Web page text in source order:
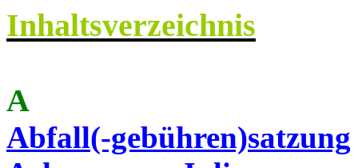
Inhaltsverzeichnis
A
Abfall(-gebühren)satzung